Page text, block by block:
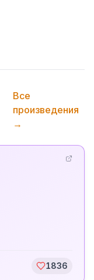
Все
произведения
→
1836